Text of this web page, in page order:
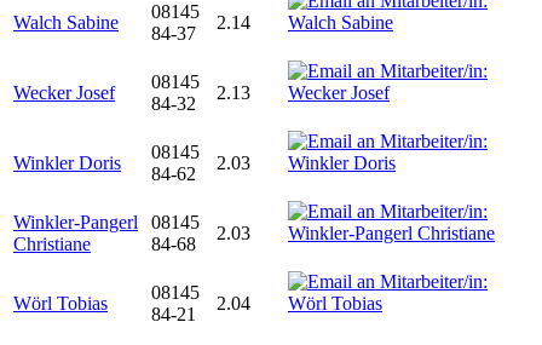
Walch Sabine
08145
84-37
2.14
Wecker Josef
08145
84-32
2.13
Winkler Doris
08145
84-62
2.03
Winkler-Pangerl
Christiane
08145
84-68
2.03
Wörl Tobias
08145
84-21
2.04